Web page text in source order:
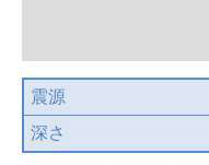
震源
深さ